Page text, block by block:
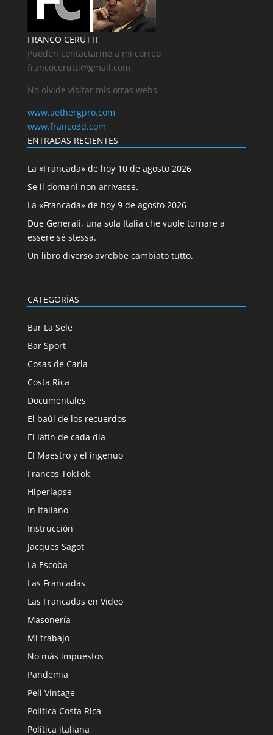
FRANCO CERUTTI
Pueden contactarme a mi correo
francocerutti@gmail.com
No olvide visitar mis otras webs
www.aethergpro.com
www.franco3d.com
ENTRADAS RECIENTES
La «Francada» de hoy 10 de agosto 2026
Se il domani non arrivasse.
La «Francada» de hoy 9 de agosto 2026
Due Generali, una sola Italia che vuole tornare a
essere sé stessa.
Un libro diverso avrebbe cambiato tutto.
CATEGORÍAS
Bar La Sele
Bar Sport
Cosas de Carla
Costa Rica
Documentales
El baúl de los recuerdos
El latín de cada día
El Maestro y el ingenuo
Francos TokTok
Hiperlapse
In Italiano
Instrucción
Jacques Sagot
La Escoba
Las Francadas
Las Francadas en Video
Masonería
Mi trabajo
No más impuestos
Pandemia
Peli Vintage
Política Costa Rica
Politica italiana